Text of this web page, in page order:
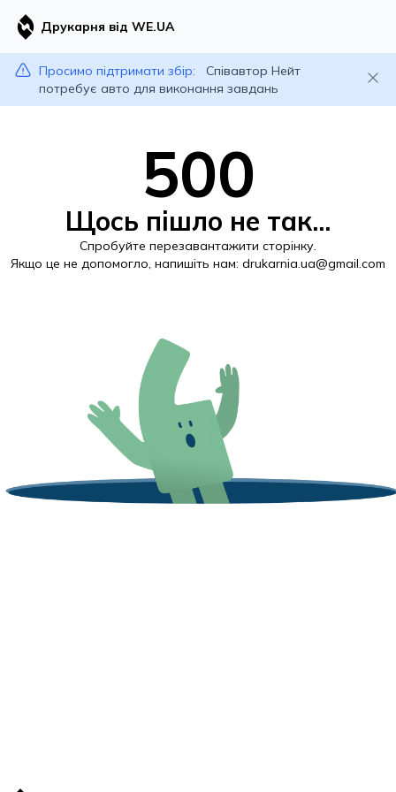
Друкарня від WE.UA
Просимо підтримати збір:
Співавтор Нейт
потребує авто для виконання завдань
500
Щось пішло не так...
Спробуйте перезавантажити сторінку.
Якщо це не допомогло, напишіть нам: drukarnia.ua@gmail.com